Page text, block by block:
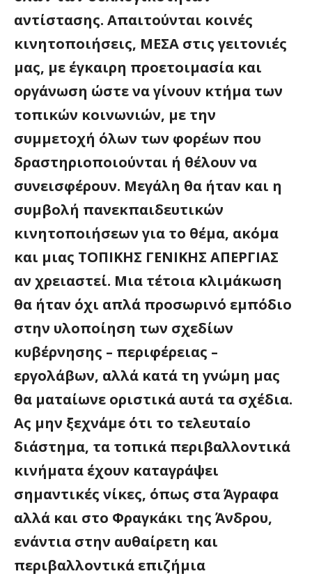
αντίστασης. Απαιτούνται κοινές
κινητοποιήσεις, ΜΕΣΑ στις γειτονιές
μας, με έγκαιρη προετοιμασία και
οργάνωση ώστε να γίνουν κτήμα των
τοπικών κοινωνιών, με την
συμμετοχή όλων των φορέων που
δραστηριοποιούνται ή θέλουν να
συνεισφέρουν. Μεγάλη θα ήταν και η
συμβολή πανεκπαιδευτικών
κινητοποιήσεων για το θέμα, ακόμα
και μιας ΤΟΠΙΚΗΣ ΓΕΝΙΚΗΣ ΑΠΕΡΓΙΑΣ
αν χρειαστεί. Μια τέτοια κλιμάκωση
θα ήταν όχι απλά προσωρινό εμπόδιο
στην υλοποίηση των σχεδίων
κυβέρνησης – περιφέρειας –
εργολάβων, αλλά κατά τη γνώμη μας
θα ματαίωνε οριστικά αυτά τα σχέδια.
Ας μην ξεχνάμε ότι το τελευταίο
διάστημα, τα τοπικά περιβαλλοντικά
κινήματα έχουν καταγράψει
σημαντικές νίκες, όπως στα Άγραφα
αλλά και στο Φραγκάκι της Άνδρου,
ενάντια στην αυθαίρετη και
περιβαλλοντικά επιζήμια